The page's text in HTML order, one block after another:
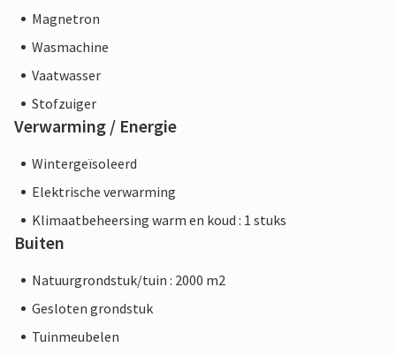
Magnetron
Wasmachine
Vaatwasser
Stofzuiger
Verwarming / Energie
Wintergeïsoleerd
Elektrische verwarming
Klimaatbeheersing warm en koud : 1 stuks
Buiten
Natuurgrondstuk/tuin : 2000 m2
Gesloten grondstuk
Tuinmeubelen